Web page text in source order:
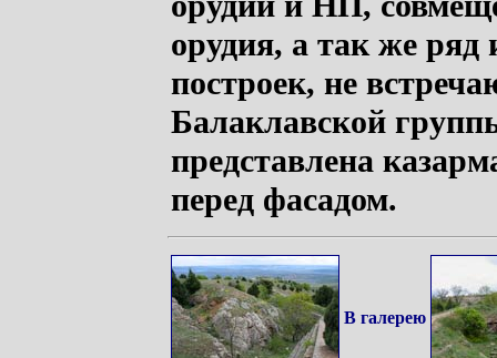
орудия, а так же
построек, не
Балаклавской
представлена
перед фасадом.
В галерею